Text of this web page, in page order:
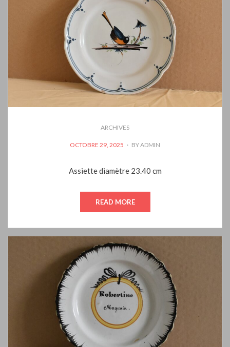
ARCHIVES
POSTED
OCTOBRE 29, 2025 BYADMIN
Assiette diamètre 23.40 cm
READ MORE